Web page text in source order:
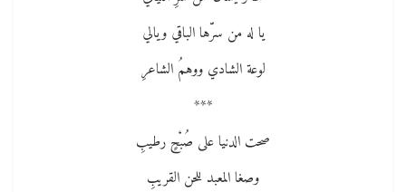
يا له من سرّها الباقي ويالي
لوعة الشادي ووهمُ الشاعرِ
***
صحت الدنيا على صُبْحٍ رطيبِ
وصغا المعبد للحن القريبِ